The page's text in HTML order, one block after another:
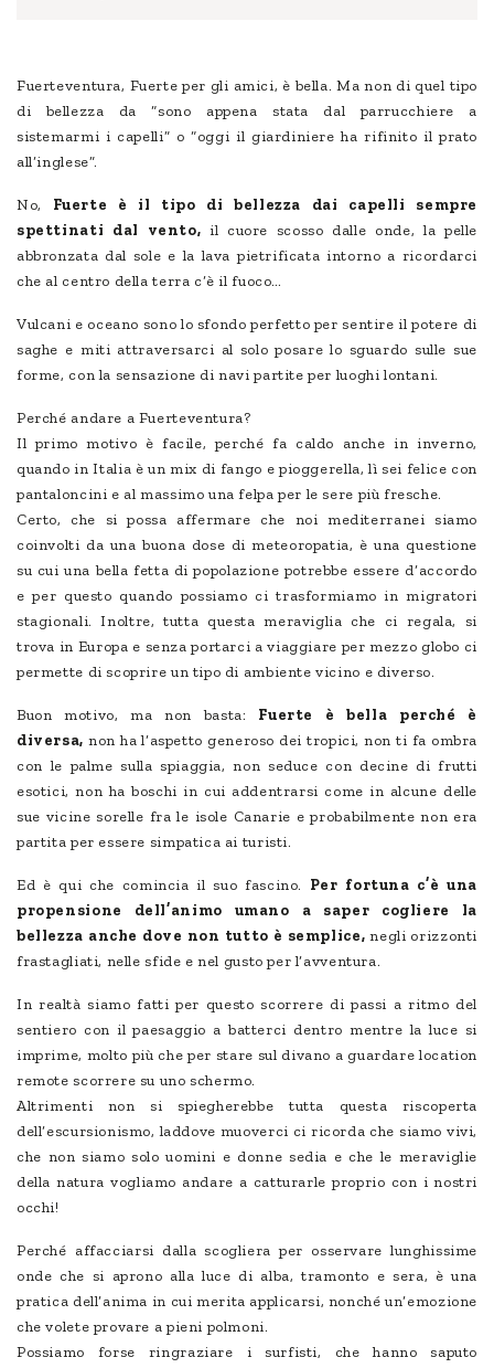
Fuerteventura, Fuerte per gli amici, è bella. Ma non di quel tipo
di bellezza da “sono appena stata dal parrucchiere a
sistemarmi i capelli” o “oggi il giardiniere ha rifinito il prato
all’inglese”.
No, Fuerte è il tipo di bellezza dai capelli sempre
spettinati dal vento, il cuore scosso dalle onde, la pelle
abbronzata dal sole e la lava pietrificata intorno a ricordarci
che al centro della terra c’è il fuoco…
Vulcani e oceano sono lo sfondo perfetto per sentire il potere di
saghe e miti attraversarci al solo posare lo sguardo sulle sue
forme, con la sensazione di navi partite per luoghi lontani.
Perché andare a Fuerteventura?
Il primo motivo è facile, perché fa caldo anche in inverno,
quando in Italia è un mix di fango e pioggerella, lì sei felice con
pantaloncini e al massimo una felpa per le sere più fresche.
Certo, che si possa affermare che noi mediterranei siamo
coinvolti da una buona dose di meteoropatia, è una questione
su cui una bella fetta di popolazione potrebbe essere d’accordo
e per questo quando possiamo ci trasformiamo in migratori
stagionali. Inoltre, tutta questa meraviglia che ci regala, si
trova in Europa e senza portarci a viaggiare per mezzo globo ci
permette di scoprire un tipo di ambiente vicino e diverso.
Buon motivo, ma non basta: Fuerte è bella perché è
diversa, non ha l’aspetto generoso dei tropici, non ti fa ombra
con le palme sulla spiaggia, non seduce con decine di frutti
esotici, non ha boschi in cui addentrarsi come in alcune delle
sue vicine sorelle fra le isole Canarie e probabilmente non era
partita per essere simpatica ai turisti.
Ed è qui che comincia il suo fascino. Per fortuna c’è una
propensione dell’animo umano a saper cogliere la
bellezza anche dove non tutto è semplice, negli orizzonti
frastagliati, nelle sfide e nel gusto per l’avventura.
In realtà siamo fatti per questo scorrere di passi a ritmo del
sentiero con il paesaggio a batterci dentro mentre la luce si
imprime, molto più che per stare sul divano a guardare location
remote scorrere su uno schermo.
Altrimenti non si spiegherebbe tutta questa riscoperta
dell’escursionismo, laddove muoverci ci ricorda che siamo vivi,
che non siamo solo uomini e donne sedia e che le meraviglie
della natura vogliamo andare a catturarle proprio con i nostri
occhi!
Perché affacciarsi dalla scogliera per osservare lunghissime
onde che si aprono alla luce di alba, tramonto e sera, è una
pratica dell’anima in cui merita applicarsi, nonché un’emozione
che volete provare a pieni polmoni.
Possiamo forse ringraziare i surfisti, che hanno saputo